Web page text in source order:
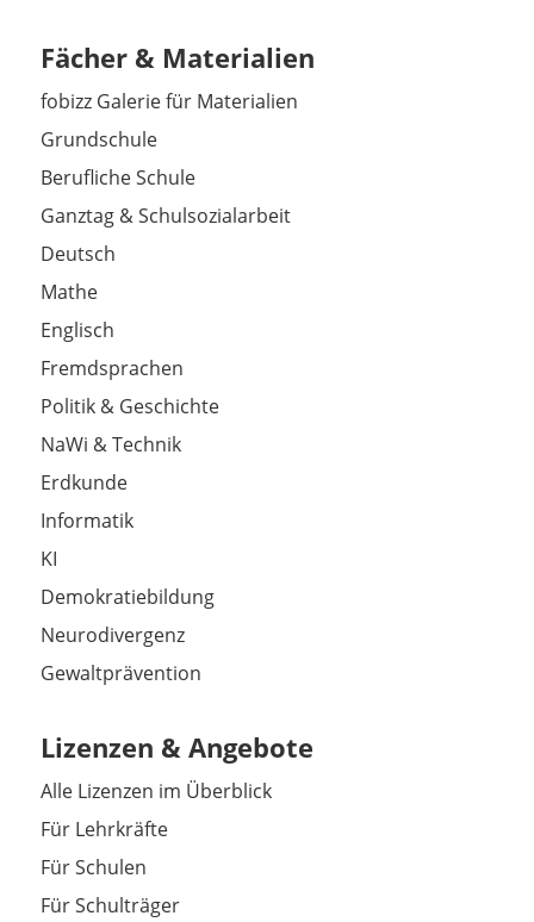
Fächer & Materialien
fobizz Galerie für Materialien
Grundschule
Berufliche Schule
Ganztag & Schulsozialarbeit
Deutsch
Mathe
Englisch
Fremdsprachen
Politik & Geschichte
NaWi & Technik
Erdkunde
Informatik
KI
Demokratiebildung
Neurodivergenz
Gewaltprävention
Lizenzen & Angebote
Alle Lizenzen im Überblick
Für Lehrkräfte
Für Schulen
Für Schulträger